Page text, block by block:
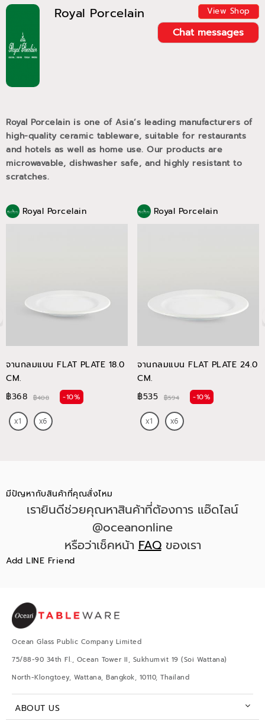
Royal Porcelain View Shop
Chat messages
Royal Porcelain is one of Asia’s leading manufacturers of
high-quality ceramic tableware, suitable for restaurants
and hotels as well as home use. Our products are
microwavable, dishwasher safe, and highly resistant to
scratches.
Royal Porcelain
จานกลมแบน FLAT PLATE 18.0
CM.
฿368
฿408 -10%
Royal Porcelain
จานกลมแบน FLAT PLATE 24.0
CM.
฿535
฿594 -10%
มีปัญหากับสินค้าที่คุณสั่งไหม
เรายินดีช่วยคุณหาสินค้าที่ต้องการ แอ๊ดไลน์
@oceanonline
หรือว่าเช็คหน้าFAQของเรา
Add LINE Friend
Ocean Glass Public Company Limited
75/88-90 34th Fl., Ocean Tower II, Sukhumvit 19 (Soi Wattana)
North-Klongtoey, Wattana, Bangkok, 10110, Thailand
ABOUT US